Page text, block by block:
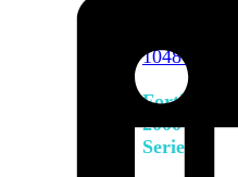
1048G
FortiSwitch
2000
Series